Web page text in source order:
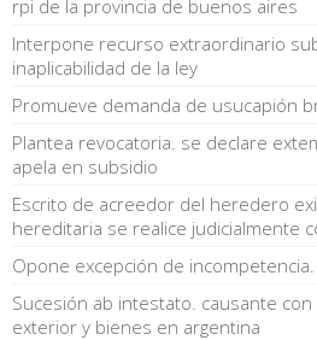
rpi de la provincia de buenos aires
Interpone recurso extraordinario
inaplicabilidad de la ley
Promueve demanda de usucapión
Plantea revocatoria. se declare
apela en subsidio
Escrito de acreedor del heredero
hereditaria se realice judicialmente
Opone excepción de
Sucesión ab intestato. causante
exterior y bienes en argentina